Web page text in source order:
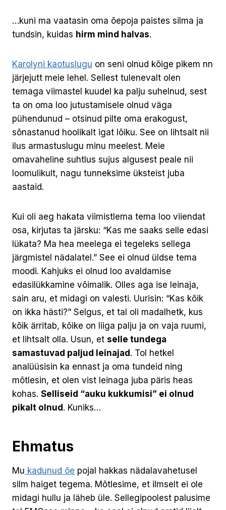
…kuni ma vaatasin oma õepoja paistes silma ja
tundsin, kuidas hirm mind halvas.
Karolyni kaotuslugu on seni olnud kõige pikem nn
järjejutt meie lehel. Sellest tulenevalt olen
temaga viimastel kuudel ka palju suhelnud, sest
ta on oma loo jutustamisele olnud väga
pühendunud – otsinud pilte oma erakogust,
sõnastanud hoolikalt igat lõiku. See on lihtsalt nii
ilus armastuslugu minu meelest. Meie
omavaheline suhtlus sujus algusest peale nii
loomulikult, nagu tunneksime üksteist juba
aastaid.
Kui oli aeg hakata viimistlema tema loo viiendat
osa, kirjutas ta järsku: “Kas me saaks selle edasi
lükata? Ma hea meelega ei tegeleks sellega
järgmistel nädalatel.” See ei olnud üldse tema
moodi. Kahjuks ei olnud loo avaldamise
edasilükkamine võimalik. Olles aga ise leinaja,
sain aru, et midagi on valesti. Uurisin: “Kas kõik
on ikka hästi?” Selgus, et tal oli madalhetk, kus
kõik ärritab, kõike on liiga palju ja on vaja ruumi,
et lihtsalt olla. Usun, et selle tundega
samastuvad paljud leinajad. Tol hetkel
analüüsisin ka ennast ja oma tundeid ning
mõtlesin, et olen vist leinaga juba päris heas
kohas. Selliseid “auku kukkumisi” ei olnud
pikalt olnud. Kuniks…
Ehmatus
Mu kadunud õe pojal hakkas nädalavahetusel
silm haiget tegema. Mõtlesime, et ilmselt ei ole
midagi hullu ja läheb üle. Sellegipoolest palusime